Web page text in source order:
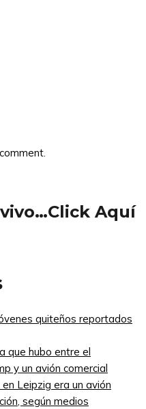
Aquí
quiteños reportados
que hubo entre el
y un avión comercial
Leipzig era un avión
según medios